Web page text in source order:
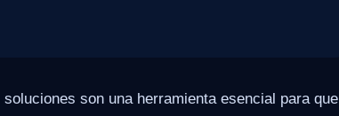
son una herramienta esencial para que